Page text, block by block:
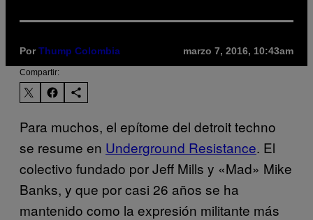
PorThump Colombia marzo 7, 2016, 10:43am
Compartir:
Para muchos, el epítome del detroit techno
se resume en Underground Resistance. El
colectivo fundado por Jeff Mills y «Mad» Mike
Banks, y que por casi 26 años se ha
mantenido como la expresión militante más